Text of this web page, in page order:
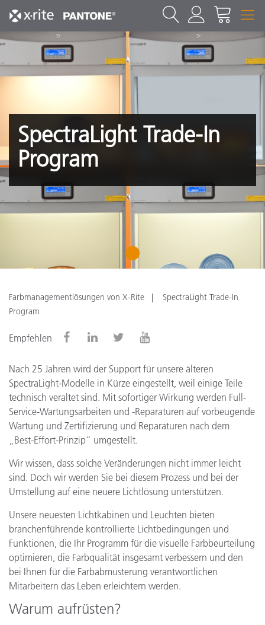
SpectraLight Trade-In
Program
1
Farbmanagementlösungen von X-Rite
SpectraLight Trade-In
Program
Empfehlen
Nach 25 Jahren wird der Support für unsere älteren
SpectraLight-Modelle in Kürze eingestellt, weil einige Teile
technisch veraltet sind. Mit sofortiger Wirkung werden Full-
Service-Wartungsarbeiten und -Reparaturen auf vorbeugende
Wartung und Zertifizierung und Reparaturen nach dem
„Best-Effort-Prinzip“ umgestellt.
Wir wissen, dass solche Veränderungen nicht immer leicht
sind. Doch wir werden Sie bei diesem Prozess und bei der
Umstellung auf eine neuere Lichtlösung unterstützen.
Unsere neuesten Lichtkabinen und Leuchten bieten
branchenführende kontrollierte Lichtbedingungen und
Funktionen, die Ihr Programm für die visuelle Farbbeurteilung
optimieren, die Farbqualität insgesamt verbessern und den
bei Ihnen für die Farbabmusterung verantwortlichen
Mitarbeitern das Leben erleichtern werden.
Warum aufrüsten?